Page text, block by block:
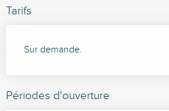
Tarifs
Sur demande.
Périodes d'ouverture